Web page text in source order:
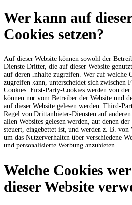
Wer kann auf
Cookies setzen?
Auf dieser Website können sowohl der
Dienste Dritter, die auf dieser Website
auf deren Inhalte zugreifen. Wer auf welche
zugreifen kann, unterscheidet sich zwischen
Cookies. First-Party-Cookies werden von der
können nur vom Betreiber der Website und
auf dieser Website gelesen werden. Third-
Regel von Drittanbieter-Diensten auf
allen Websites gelesen werden, auf denen
steuert, eingebettet ist, und werden z. B. von
um das Nutzerverhalten über verschiedene
und personalisierte Werbung anzubieten.
Welche Cookies
dieser Website